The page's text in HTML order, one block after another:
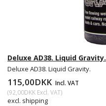
Deluxe AD38. Liquid Gravity.
Deluxe AD38. Liquid Gravity.
115,00DKK Incl. VAT
(92,00DKK Excl. VAT)
excl. shipping